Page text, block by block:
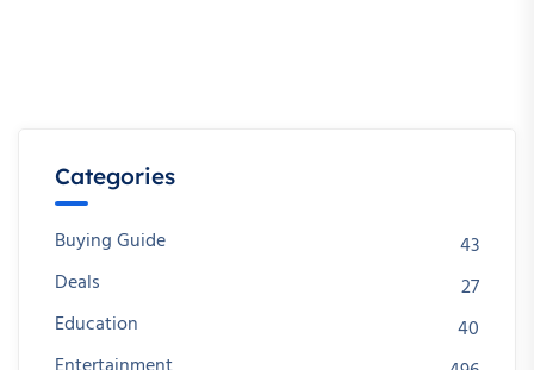
Categories
Buying Guide
43
Deals
27
Education
40